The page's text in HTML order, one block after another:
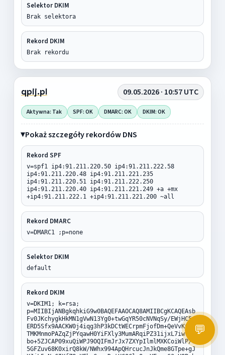
Selektor DKIM
Brak selektora
Rekord DKIM
Brak rekordu
qpij.pl 09.05.2026 · 10:57 UTC
Aktywna: Tak SPF: OK DMARC: OK DKIM: OK
Pokaż szczegóły rekordów DNS
Rekord SPF
v=spf1 ip4:91.211.220.50 ip4:91.211.222.58
ip4:91.211.220.48 ip4:91.211.221.235
ip4:91.211.220.51 ip4:91.211.222.250
ip4:91.211.220.40 ip4:91.211.221.249 +a +mx
+ip4:91.211.222.1 +ip4:91.211.221.200 ~all
Rekord DMARC
v=DMARC1 ;p=none
Selektor DKIM
default
Rekord DKIM
v=DKIM1; k=rsa;
p=MIIBIjANBgkqhkiG9w0BAQEFAAOCAQ8AMIIBCgKCAQEAsb
Fv0JKchygkHkMN1gVwN13Yg0+twGqYR50cNVNqSy/EWjHC5x
ERD5Sfx9AACKW0j4iqg3hP3kDCtWECrpmFjofDm+QeVvKtSz
TMKMnmoPAZqZjPYqawH0YiFXly3MumARqiPZ31ijxL7iwvrP
bo+5ZJCAP09xuQiWPJ9OQIFmJrJx7ZXYpIlmlMXKCoiWlP/e
5GFZuv68K0xirQ8kW/NWhx994ApQHrcucJnJkQme8GTpe+gJ
💬